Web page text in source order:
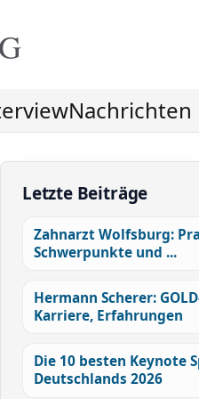
Nachrichten
Letzte Beiträge
Zahnarzt Wolfsburg:
Schwerpunkte und ...
Hermann Scherer:
Karriere, Erfahrungen
Die 10 besten Keynote
Deutschlands 2026